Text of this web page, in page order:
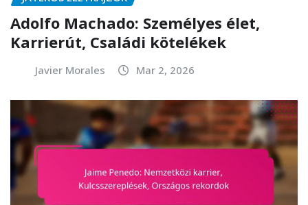
Adolfo Machado: Személyes élet,
Karrierút, Családi kötelékek
Javier Morales Mar 2, 2026